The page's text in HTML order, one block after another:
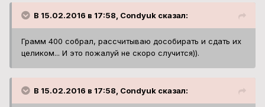
В 15.02.2016 в 17:58, Condyuk сказал:
Грамм 400 собрал, рассчитываю дособирать и сдать их
целиком... И это пожалуй не скоро случится)).
В 15.02.2016 в 17:58, Condyuk сказал: